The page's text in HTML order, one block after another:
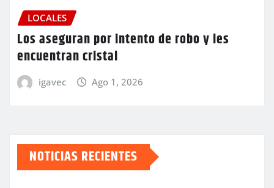
LOCALES
Los aseguran por intento de robo y les
encuentran cristal
igavec Ago 1, 2026
NOTICIAS RECIENTES